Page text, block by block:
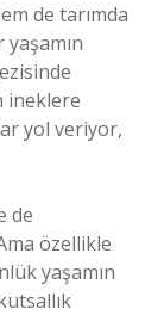
de tarımda
yaşamın
ineklere
yol veriyor,
de
özellikle
yaşamın